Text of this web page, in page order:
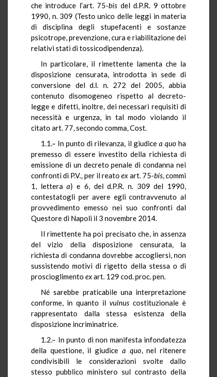
che introduce l’art. 75-bis del d.P.R. 9 ottobre
1990, n. 309 (Testo unico delle leggi in materia
di disciplina degli stupefacenti e sostanze
psicotrope, prevenzione, cura e riabilitazione dei
relativi stati di tossicodipendenza).
In particolare, il rimettente lamenta che la
disposizione censurata, introdotta in sede di
conversione del d.l. n. 272 del 2005, abbia
contenuto disomogeneo rispetto al decreto-
legge e difetti, inoltre, dei necessari requisiti di
necessità e urgenza, in tal modo violando il
citato art. 77, secondo comma, Cost.
1.1.– In punto di rilevanza, il giudice a quoha
premesso di essere investito della richiesta di
emissione di un decreto penale di condanna nei
confronti di P.V., per il reatoex art. 75-bis, commi
1, letteraa) e 6, del d.P.R. n. 309 del 1990,
contestatogli per avere egli contravvenuto al
provvedimento emesso nei suo confronti dal
Questore di Napoli il 3 novembre 2014.
Il rimettente ha poi precisato che, in assenza
del vizio della disposizione censurata, la
richiesta di condanna dovrebbe accogliersi, non
sussistendo motivi di rigetto della stessa o di
proscioglimento exart. 129 cod. proc. pen.
Né sarebbe praticabile una interpretazione
conforme, in quanto il vulnus costituzionale è
rappresentato dalla stessa esistenza della
disposizione incriminatrice.
1.2.– In punto di non manifesta infondatezza
della questione, il giudice a quo, nel ritenere
condivisibili le considerazioni svolte dallo
stesso pubblico ministero sul contrasto della